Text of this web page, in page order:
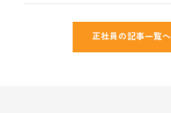
正社員の記事一覧へ